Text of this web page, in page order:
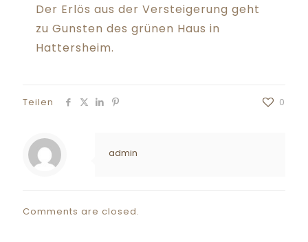
Der Erlös aus der Versteigerung geht
zu Gunsten des grünen Haus in
Hattersheim.
Teilen 0
admin
Comments are closed.